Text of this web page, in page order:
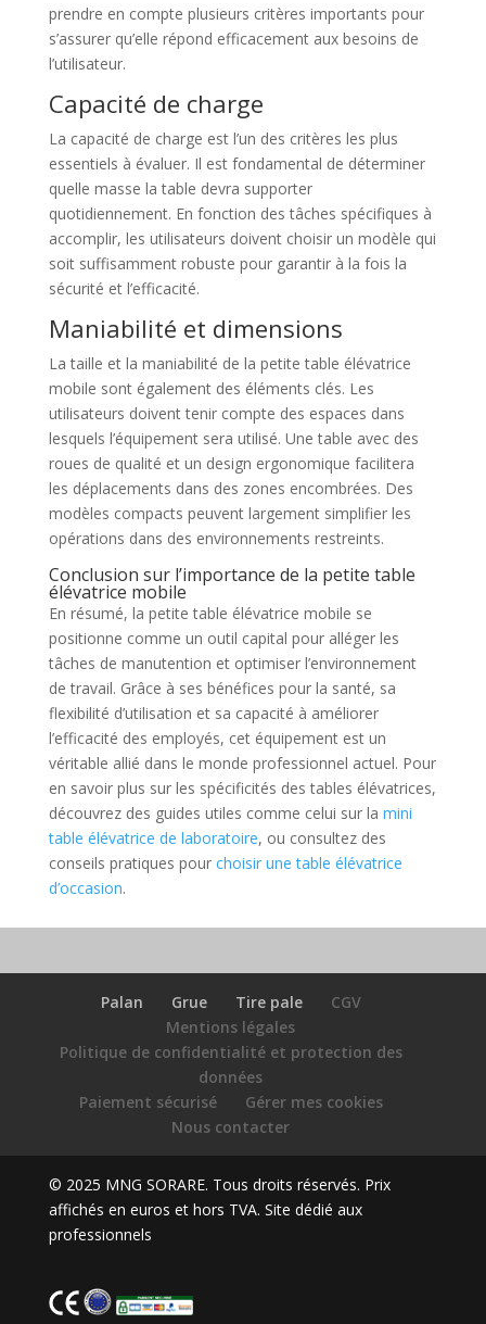
prendre en compte plusieurs critères importants pour
s’assurer qu’elle répond efficacement aux besoins de
l’utilisateur.
Capacité de charge
La capacité de charge est l’un des critères les plus
essentiels à évaluer. Il est fondamental de déterminer
quelle masse la table devra supporter
quotidiennement. En fonction des tâches spécifiques à
accomplir, les utilisateurs doivent choisir un modèle qui
soit suffisamment robuste pour garantir à la fois la
sécurité et l’efficacité.
Maniabilité et dimensions
La taille et la maniabilité de la petite table élévatrice
mobile sont également des éléments clés. Les
utilisateurs doivent tenir compte des espaces dans
lesquels l’équipement sera utilisé. Une table avec des
roues de qualité et un design ergonomique facilitera
les déplacements dans des zones encombrées. Des
modèles compacts peuvent largement simplifier les
opérations dans des environnements restreints.
Conclusion sur l’importance de la petite table
élévatrice mobile
En résumé, la petite table élévatrice mobile se
positionne comme un outil capital pour alléger les
tâches de manutention et optimiser l’environnement
de travail. Grâce à ses bénéfices pour la santé, sa
flexibilité d’utilisation et sa capacité à améliorer
l’efficacité des employés, cet équipement est un
véritable allié dans le monde professionnel actuel. Pour
en savoir plus sur les spécificités des tables élévatrices,
découvrez des guides utiles comme celui sur la mini
table élévatrice de laboratoire, ou consultez des
conseils pratiques pour choisir une table élévatrice
d’occasion.
Palan Grue Tire pale
CGV
Mentions légales
Politique de confidentialité et protection des
données
Paiement sécurisé
Gérer mes cookies
Nous contacter
© 2025 MNG SORARE. Tous droits réservés. Prix
affichés en euros et hors TVA. Site dédié aux
professionnels